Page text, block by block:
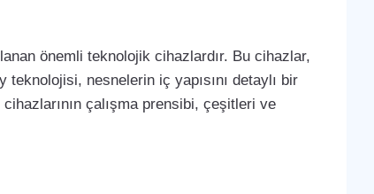
önemli teknolojik cihazlardır. Bu cihazlar,
nesnelerin iç yapısını detaylı bir
çalışma prensibi, çeşitleri ve